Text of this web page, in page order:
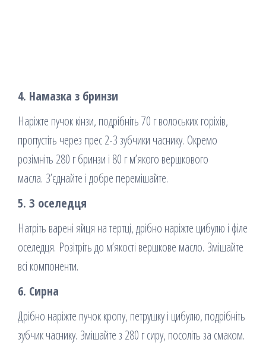
4. Намазка з бринзи
Наріжте пучок кінзи, подрібніть 70 г волоських горіхів,
пропустіть через прес 2-3 зубчики часнику. Окремо
розімніть 280 г бринзи і 80 г м’якого вершкового
масла. З’єднайте і добре перемішайте.
5. З оселедця
Натріть варені яйця на тертці, дрібно наріжте цибулю і філе
оселедця. Розітріть до м’якості вершкове масло. Змішайте
всі компоненти.
6. Сирна
Дрібно наріжте пучок кропу, петрушку і цибулю, подрібніть
зубчик часнику. Змішайте з 280 г сиру, посоліть за смаком.